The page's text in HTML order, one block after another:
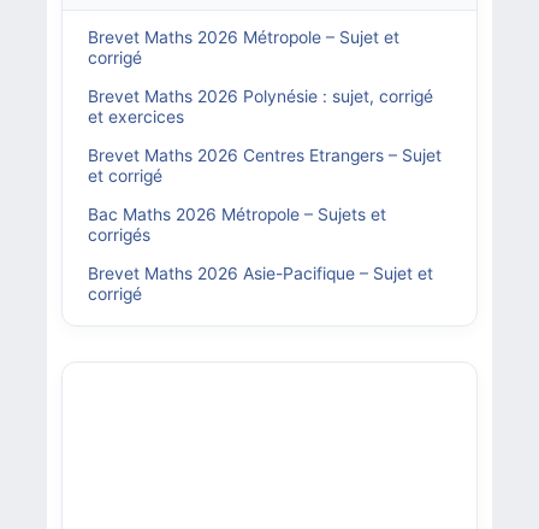
Brevet Maths 2026 Métropole – Sujet et
corrigé
Brevet Maths 2026 Polynésie : sujet, corrigé
et exercices
Brevet Maths 2026 Centres Etrangers – Sujet
et corrigé
Bac Maths 2026 Métropole – Sujets et
corrigés
Brevet Maths 2026 Asie-Pacifique – Sujet et
corrigé